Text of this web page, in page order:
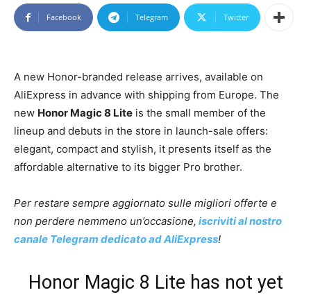
Facebook Telegram Twitter
A new Honor-branded release arrives, available on
AliExpress in advance with shipping from Europe. The
new Honor Magic 8 Lite is the small member of the
lineup and debuts in the store in launch-sale offers:
elegant, compact and stylish, it presents itself as the
affordable alternative to its bigger Pro brother.
Per restare sempre aggiornato sulle migliori offerte e
non perdere nemmeno un’occasione, iscriviti al nostro
canale Telegram dedicato ad AliExpress!
Honor Magic 8 Lite has not yet